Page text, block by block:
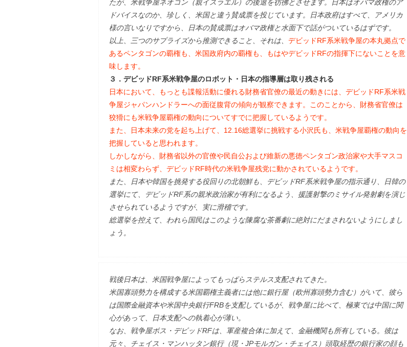
たが、米戦争屋ネオコン（親イスラエル）の後退を彷彿とさせます。日本はオバマ政権のア
ドバイスなのか、珍しく、米国と違う賛成票を投じています。日本政府はすべて、アメリカ
様の言いなりですから、日本の賛成票はオバマ政権と水面下で話がついているはずです。
以上、三つのサプライズから推測できること、それは、 デビッドRF系米戦争屋の本丸拠点で
あるペンタゴンの覇権も、米国政府内の覇権も、もはやデビッドRFの指揮下にないことを意
味します。
３．デビッドRF系米戦争屋のロボット・日本の指導層は取り残される
日本において、もっとも諜報活動に優れる財務省官僚の最近の動きには、デビッドRF系米戦
争屋ジャパンハンドラーへの面従腹背の傾向が観察できます。このことから、財務省官僚は
狡猾にも米戦争屋覇権の動向についてすでに把握しているようです。
また、日本未来の党を起ち上げて、12.16総選挙に挑戦する小沢氏も、米戦争屋覇権の動向を
把握していると思われます。
しかしながら、財務省以外の官僚や民自公および維新の悪徳ペンタゴン政治家や大手マスコ
ミは相変わらず、デビッドRF時代の米戦争屋残党に動かされているようです。
また、日本や韓国を挑発する役回りの北朝鮮も、デビッドRF系米戦争屋の指示通り、日韓の
選挙にて、デビッドRF系の親米政治家が有利になるよう、援護射撃のミサイル発射劇を演じ
させられているようですが、実に滑稽です。
総選挙を控えて、われら国民はこのような陳腐な茶番劇に絶対にだまされないようにしまし
ょう。
戦後日本は、米国戦争屋によってもっぱらステルス支配されてきた。
米国寡頭勢力を構成する米国覇権主義者には他に銀行屋（欧州寡頭勢力含む）がいて、彼ら
は国際金融資本や米国中央銀行FRBを支配しているが、戦争屋に比べて、極東では中国に関
心があって、日本支配への執着心が薄い。
なお、戦争屋ボス・デビッドRFは、軍産複合体に加えて、金融機関も所有している。彼は
元々、チェイス・マンハッタン銀行（現・JPモルガン・チェイス）頭取経歴の銀行家の顔も